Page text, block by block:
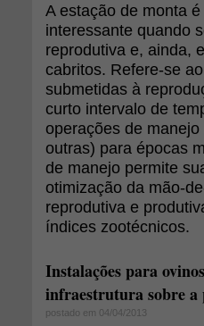
A estação de monta
interessante quando
reprodutiva e, ainda,
cabritos. Refere-se
submetidas à
curto intervalo de
operações de
outras) para épocas
de manejo permite
otimização da mão-
reprodutiva e
índices zootécnicos.
Instalações para
infraestrutura sobre
postado em 04/04/2013